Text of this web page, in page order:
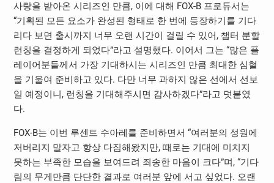
사랑을 받아온 시리즈인 만큼, 이에 대해 FOX-B 프로듀서는
“기획된 모든 요소가 완성된 형태로 한 번에 등장하기를 기다
리다 보면 출시까지 너무 오랜 시간이 걸릴 수 있어, 챕터 분할
런칭을 결정하게 되었다”라고 설명했다. 이어서 그는 “많은 플
레이어분들께서 가장 기대하시는 시리즈인 만큼 최대한 심혈
을 기울여 준비하고 있다. 다만 너무 과하지 않은 선에서 선보
일 예정이니, 런칭을 기대해주시면 감사하겠다”라고 덧붙였
다.
FOX-B는 이번 루센트 수아레를 준비하면서 “여러분의 성원에
저버리지 말자고 항상 다짐해왔지만, 때로는 기대에 미치지
못하는 부족한 모습을 보여드려 죄송한 마음이 크다”며, “기다
림의 무게만큼 단단한 결과로 여러분 앞에 서고 싶었다. 오랜